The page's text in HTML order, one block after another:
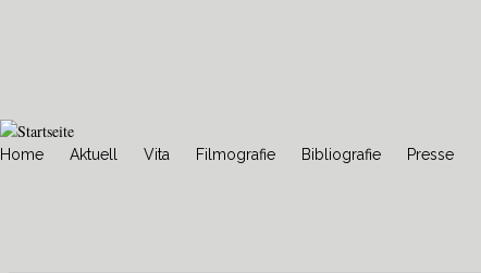
Home Aktuell Vita Filmografie Bibliografie Presse